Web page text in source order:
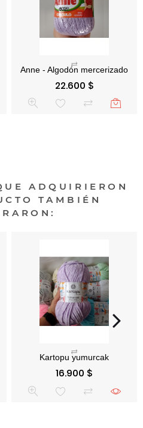
Precio
22.600 $
ADQUIRIERON
TAMBIÉN
Precio
16.900 $